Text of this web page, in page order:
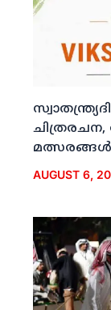
ചിത്രരചന,
മത്സരങ്ങള്‍
AUGUST 6,